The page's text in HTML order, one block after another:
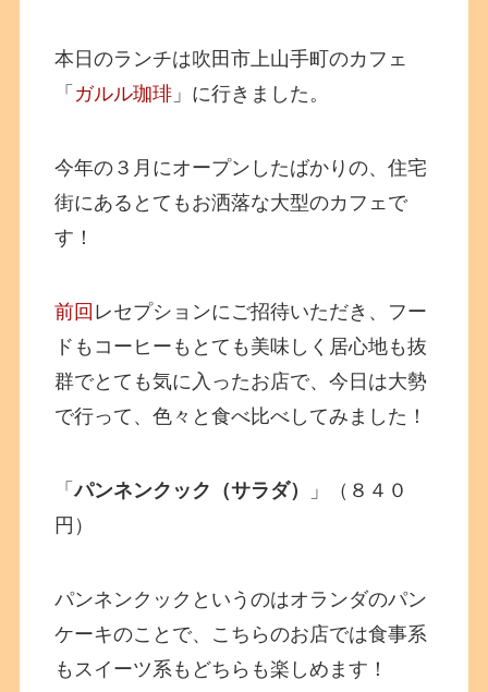
本日のランチは吹田市上山手町のカフェ
「 ガルル珈琲 」に行きました。
今年の３月にオープンしたばかりの、住宅
街にあるとてもお洒落な大型のカフェで
す！
前回 レセプションにご招待いただき、フー
ドもコーヒーもとても美味しく居心地も抜
群でとても気に入ったお店で、今日は大勢
で行って、色々と食べ比べしてみました！
「パンネンクック（サラダ）
」（８４０
円）
パンネンクックというのはオランダのパン
ケーキのことで、こちらのお店では食事系
もスイーツ系もどちらも楽しめます！